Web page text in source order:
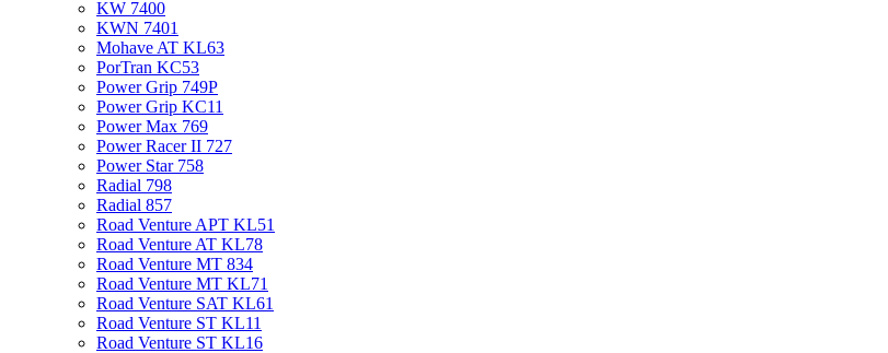
KW 7400
KWN 7401
Mohave AT KL63
PorTran KC53
Power Grip 749P
Power Grip KC11
Power Max 769
Power Racer II 727
Power Star 758
Radial 798
Radial 857
Road Venture APT KL51
Road Venture AT KL78
Road Venture MT 834
Road Venture MT KL71
Road Venture SAT KL61
Road Venture ST KL11
Road Venture ST KL16